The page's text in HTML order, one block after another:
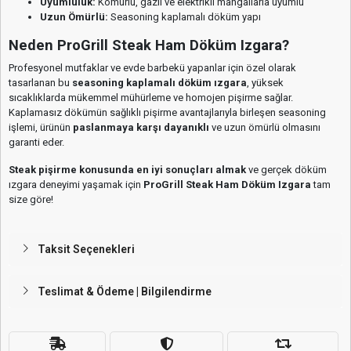
Uzun Ömürlü: Seasoning kaplamalı döküm yapı
Neden ProGrill Steak Ham Döküm Izgara?
Profesyonel mutfaklar ve evde barbekü yapanlar için özel olarak
tasarlanan bu seasoning kaplamalı döküm ızgara , yüksek
sıcaklıklarda mükemmel mühürleme ve homojen pişirme sağlar.
Kaplamasız dökümün sağlıklı pişirme avantajlarıyla birleşen seasoning
işlemi, ürünün paslanmaya karşı dayanıklı ve uzun ömürlü olmasını
garanti eder.
Steak pişirme konusunda en iyi sonuçları almak ve gerçek döküm
ızgara deneyimi yaşamak için ProGrill Steak Ham Döküm Izgara tam
size göre!
Taksit Seçenekleri
Teslimat & Ödeme | Bilgilendirme